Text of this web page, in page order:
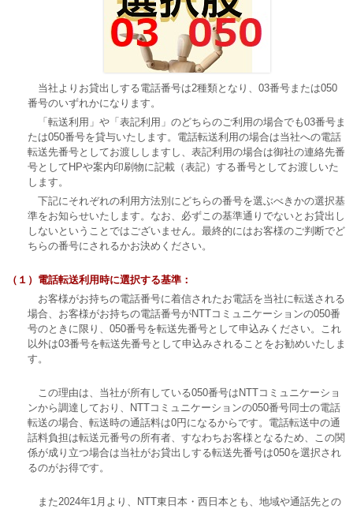
当社よりお貸出しする電話番号は2種類となり、03番号または050
番号のいずれかになります。
「転送利用」や「表記利用」のどちらのご利用の場合でも03番号ま
たは050番号を貸与いたします。電話転送利用の場合は当社への電話
転送先番号としてお渡ししますし、表記利用の場合は御社の連絡先番
号としてHPや案内印刷物に記載（表記）する番号としてお渡しいた
します。
下記にそれぞれの利用方法別にどちらの番号を選ぶべきかの選択基
準をお知らせいたします。なお、必ずこの基準通りでないとお貸出し
しないということではございません。最終的にはお客様のご判断でど
ちらの番号にされるかお決めください。
（１）電話転送利用時に選択する基準：
お客様がお持ちの電話番号に着信されたお電話を当社に転送される
場合、お客様がお持ちの電話番号がNTTコミュニケーションの050番
号のときに限り、050番号を転送先番号として申込みください。これ
以外は03番号を転送先番号として申込みされることをお勧めいたしま
す。
この理由は、当社が所有している050番号はNTTコミュニケーショ
ンから調達しており、NTTコミュニケーションの050番号同士の電話
転送の場合、転送時の通話料は0円になるからです。電話転送中の通
話料負担は転送元番号の所有者、すなわちお客様となるため、この関
係が成り立つ場合は当社がお貸出しする転送先番号は050を選択され
るのがお得です。
また2024年1月より、NTT東日本・西日本とも、地域や通話先との